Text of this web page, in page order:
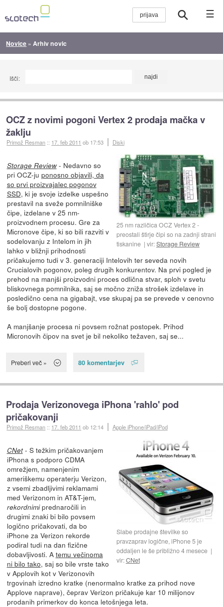
☰
Novice » Arhiv novic
Išči:
OCZ z novimi pogoni Vertex 2 prodaja mačka v
žaklju
Primož Resman :: 17. feb 2011 ob 17:53 Diski
25 nm različica OCZ Vertex 2 -
preostali štirje čipi so na zadnji strani
tiskanine
vir:Storage Review
Storage Review- Nedavno so
pri OCZ-ju ponosno objavili, da
so prvi proizvajalec pogonov
SSD, ki je svoje izdelke uspešno
prestavil na sveže pomnilniške
čipe, izdelane v 25 nm-
proizvodnem procesu. Gre za
Micronove čipe, ki so bili razviti v
sodelovanju z Intelom in jih
lahko v bližnji prihodnosti
pričakujemo tudi v 3. generaciji Intelovih ter seveda novih
Crucialovih pogonov, poleg drugih konkurentov. Na prvi pogled je
prehod na manjši proizvodni proces odlična stvar, sploh v svetu
bliskovnega pomnilnika, saj se močno zniža strošek izdelave in
posledično cena na gigabajt, vse skupaj pa se prevede v cenovno
še bolj dostopne pogone.
A manjšanje procesa ni povsem rožnat postopek. Prihod
Micronovih čipov na svet je bil nekoliko težaven, saj se...
Preberi več » 80 komentarjev
Prodaja Verizonovega iPhona 'rahlo' pod
pričakovanji
Primož Resman :: 17. feb 2011 ob 12:14 Apple iPhone/iPad/iPod
Slabe prodajne številke so
pravzaprav logične, iPhone 5 je
oddaljen le še približno 4 mesece
vir:CNet
CNet- S težkim pričakovanjem
iPhona s podporo CDMA
omrežjem, namenjenim
ameriškemu operaterju Verizon,
z vsemi zbadljivimi reklamami
med Verizonom in AT&T-jem,
rekordnimiprednaročili in
drugimi znaki bi bilo povsem
logično pričakovati, da bo
iPhone za Verizon rekorde
podiral tudi na dan fizične
dobavljivosti. A temu večinoma
ni bilo tako, saj so bile vrste tako
v Applovih kot v Verizonovih
trgovinah izredno kratke (nenormalno kratke za prihod nove
Applove naprave), čeprav Verizon pričakuje kar 10 milijonov
prodanih primerkov do konca letošnjega leta.